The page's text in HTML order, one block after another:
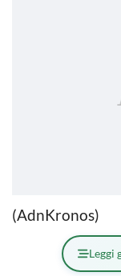
(AdnKronos)
Leggi